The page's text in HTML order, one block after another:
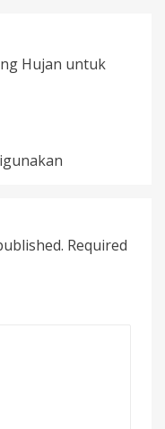
Hujan untuk
Required